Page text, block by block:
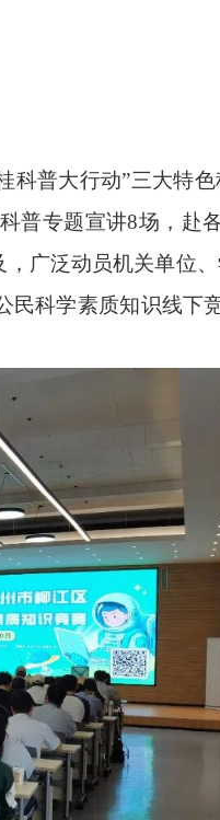
普大行动”三大特色
普专题宣讲8场，赴
广泛动员机关单位
科学素质知识线下